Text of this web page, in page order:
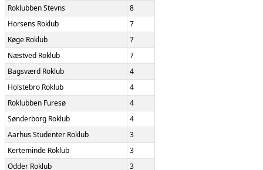
Roklubben Stevns
8
Horsens Roklub
7
Køge Roklub
7
Næstved Roklub
7
Bagsværd Roklub
4
Holstebro Roklub
4
Roklubben Furesø
4
Sønderborg Roklub
4
Aarhus Studenter Roklub
3
Kerteminde Roklub
3
Odder Roklub
3